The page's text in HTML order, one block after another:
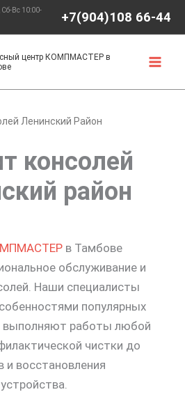
Сб-Вс 10:00- +7(904)108 66-44
центр КОМПМАСТЕР в
Ленинский Район
консолей
район
в Тамбове
обслуживание и
Наши специалисты
популярных
выполняют работы любой
чистки до
восстановления